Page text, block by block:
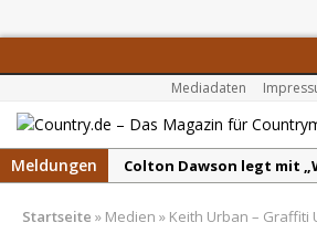
Mediadaten
Meldungen
Colton Dawson legt mit
Carly Pearce hinterfragt
Startseite » Medien » Keith Urban – Graffiti